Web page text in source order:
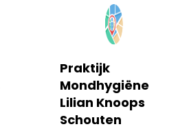
Praktijk
Mondhygiëne
Lilian Knoops
Schouten